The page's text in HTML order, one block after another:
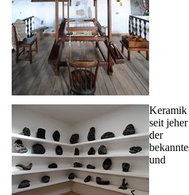
Keramik
seit
der
und